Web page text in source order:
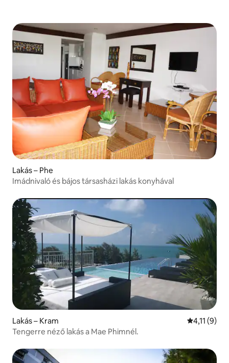
Lakás – Phe
Imádnivaló és bájos társasházi lakás konyhával
Lakás – Kram Átlagos
4,11 (9)
Tengerre néző lakás a Mae Phimnél.